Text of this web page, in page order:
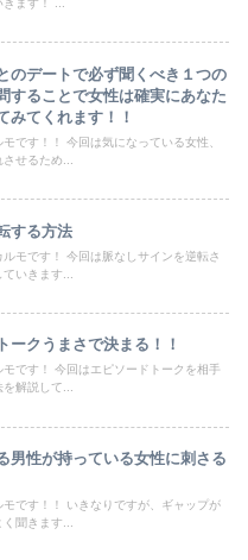
ます！ ...
のデートで必ず聞くべき１つの
することで女性は確実にあなた
みてくれます！！
です！！ 今回は気になっている女性、
せるため...
する方法
モです！ 今回は脈なしサインを逆転さ
いきます...
ークうまさで決まる！！
です！ 今回はエピソードトークを相手
を解説して...
男性が持っている女性に刺さる
です！！ いきなりですが、ギャップが
く聞きます...